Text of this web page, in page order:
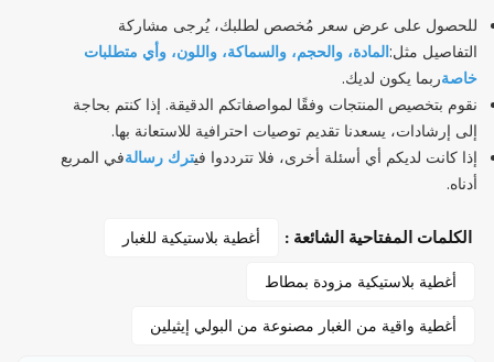
للحصول على عرض سعر مُخصص لطلبك، يُرجى مشاركة
التفاصيل مثل:المادة، والحجم، والسماكة، واللون، وأي متطلبات
خاصةربما يكون لديك.
نقوم بتخصيص المنتجات وفقًا لمواصفاتكم الدقيقة. إذا كنتم بحاجة
إلى إرشادات، يسعدنا تقديم توصيات احترافية للاستعانة بها.
إذا كانت لديكم أي أسئلة أخرى، فلا تترددوا فيترك رسالةفي المربع
أدناه.
الكلمات المفتاحية الشائعة :
أغطية بلاستيكية للغبار
أغطية بلاستيكية مزودة بمطاط
أغطية واقية من الغبار مصنوعة من البولي إيثيلين